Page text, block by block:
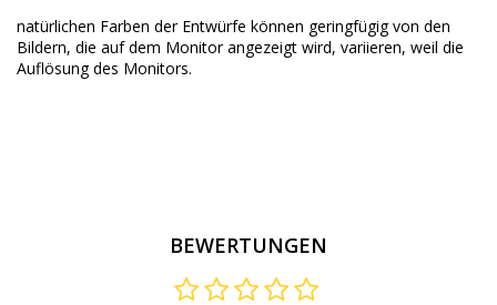
natürlichen Farben der Entwürfe können geringfügig von den
Bildern, die auf dem Monitor angezeigt wird, variieren, weil die
Auflösung des Monitors.
BEWERTUNGEN